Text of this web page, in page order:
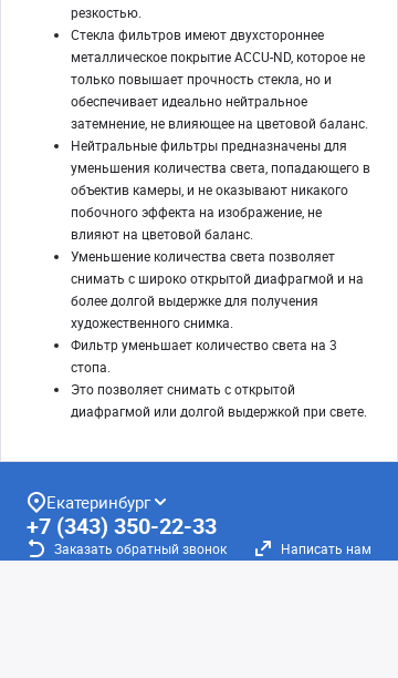
резкостью.
Стекла фильтров имеют двухстороннее
металлическое покрытие ACCU-ND, которое не
только повышает прочность стекла, но и
обеспечивает идеально нейтральное
затемнение, не влияющее на цветовой баланс.
Нейтральные фильтры предназначены для
уменьшения количества света, попадающего в
объектив камеры, и не оказывают никакого
побочного эффекта на изображение, не
влияют на цветовой баланс.
Уменьшение количества света позволяет
снимать с широко открытой диафрагмой и на
более долгой выдержке для получения
художественного снимка.
Фильтр уменьшает количество света на 3
стопа.
Это позволяет снимать с открытой
диафрагмой или долгой выдержкой при свете.
Екатеринбург
+7 (343) 350-22-33
Заказать обратный звонок Написать нам
8 (800) 300-46-05